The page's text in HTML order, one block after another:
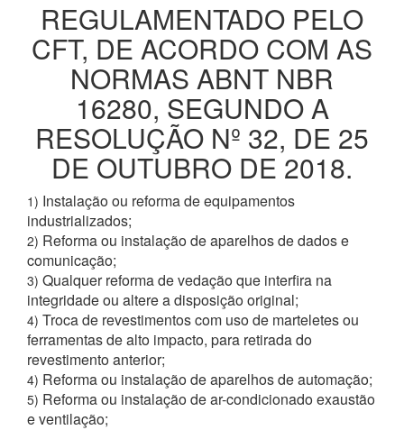
REGULAMENTADO PELO
CFT, DE ACORDO COM AS
NORMAS ABNT NBR
16280, SEGUNDO A
RESOLUÇÃO Nº 32, DE 25
DE OUTUBRO DE 2018.
1) Instalação ou reforma de equipamentos
industrializados;
2) Reforma ou instalação de aparelhos de dados e
comunicação;
3) Qualquer reforma de vedação que interfira na
integridade ou altere a disposição original;
4) Troca de revestimentos com uso de marteletes ou
ferramentas de alto impacto, para retirada do
revestimento anterior;
4) Reforma ou instalação de aparelhos de automação;
5) Reforma ou instalação de ar-condicionado exaustão
e ventilação;